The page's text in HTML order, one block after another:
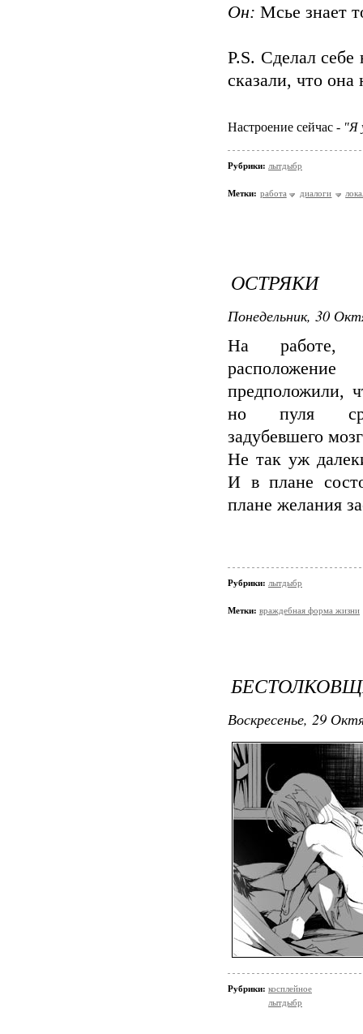
Он: Мсье знает
P.S. Сделал себе
сказали, что она
Настроение сейчас - "Я
Рубрики: лытдыбр
Метки: работа диалоги
ОСТРЯКИ
Понедельник, 30
На работе,
предположили,
но пуля
задубевшего
Не так уж
И в плане
плане желания
Рубрики: лытдыбр
Метки: враждебная форма жизни
Воскресенье, 29
Рубрики: косплейное
лытдыбр